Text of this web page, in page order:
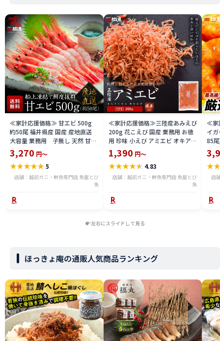
≪家計応援価格≫ 甘エビ 500g
約50尾 福井県産 国産 産地直送
大容量 業務用 子無し 天然 甘く
て美味しい あまえび アマエビ お
刺身 お寿司 バーベキュー 船上凍
結 送料無料 amaebis
3,270 円～
★★★★★5
店舗：越前ガニ・鮮魚専門店 魚屋とび
魚
≪家計応援価格≫三陸産あみえび
200g 花こえび 国産 業務用 お徳
用 珍味 小えび アミエビ オキアミ
干しエビ 海老 お好み焼き チャー
ハン 焼きそば かき揚げ おつまみ
送料無料 amiebi2504
1,390 円～
★★★★★ 4.83
店舗：越前ガニ・鮮魚専門店 魚屋とび
魚
≪家
イ
85
ブラ
料
★
店
左右にスライドして見る
ほっきょ庵の通販人気商品ランキング